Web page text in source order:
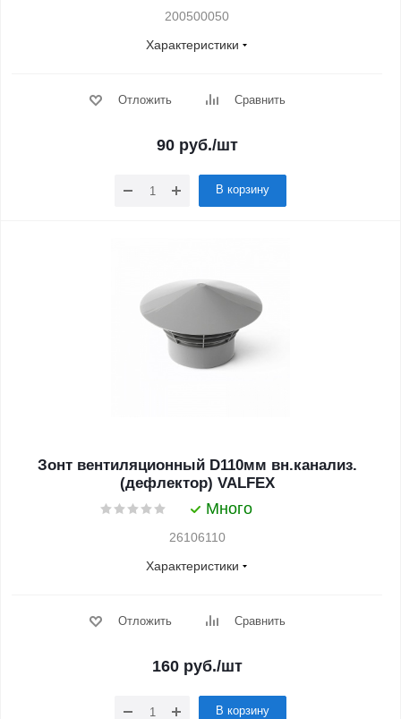
200500050
Характеристики
Отложить Сравнить
90 руб./шт
В корзину
Зонт вентиляционный D110мм вн.канализ.
(дефлектор) VALFEX
Много
26106110
Характеристики
Отложить Сравнить
160 руб./шт
В корзину